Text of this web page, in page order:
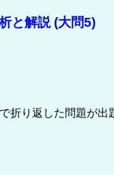
と解説 (大問5)
折り返した問題が出